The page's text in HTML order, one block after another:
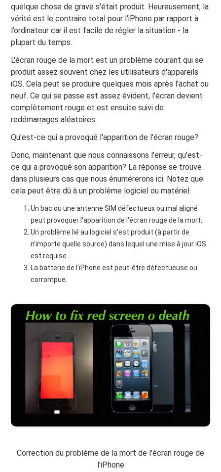
quelque chose de grave s'était produit. Heureusement, la
vérité est le contraire total pour l’iPhone par rapport à
l’ordinateur car il est facile de régler la situation - la
plupart du temps.
L'écran rouge de la mort est un problème courant qui se
produit assez souvent chez les utilisateurs d'appareils
iOS. Cela peut se produire quelques mois après l'achat ou
neuf. Ce qui se passe est assez évident, l'écran devient
complètement rouge et est ensuite suivi de
redémarrages aléatoires.
Qu'est-ce qui a provoqué l'apparition de l'écran rouge?
Donc, maintenant que nous connaissons l'erreur, qu'est-
ce qui a provoqué son apparition? La réponse se trouve
dans plusieurs cas que nous énumérerons ici. Notez que
cela peut être dû à un problème logiciel ou matériel.
Un bac ou une antenne SIM défectueux ou mal aligné
peut provoquer l'apparition de l'écran rouge de la mort.
Un problème lié au logiciel s'est produit (à partir de
n'importe quelle source) dans lequel une mise à jour iOS
est requise.
La batterie de l'iPhone est peut-être défectueuse ou
corrompue.
Correction du problème de la mort de l'écran rouge de
l'iPhone